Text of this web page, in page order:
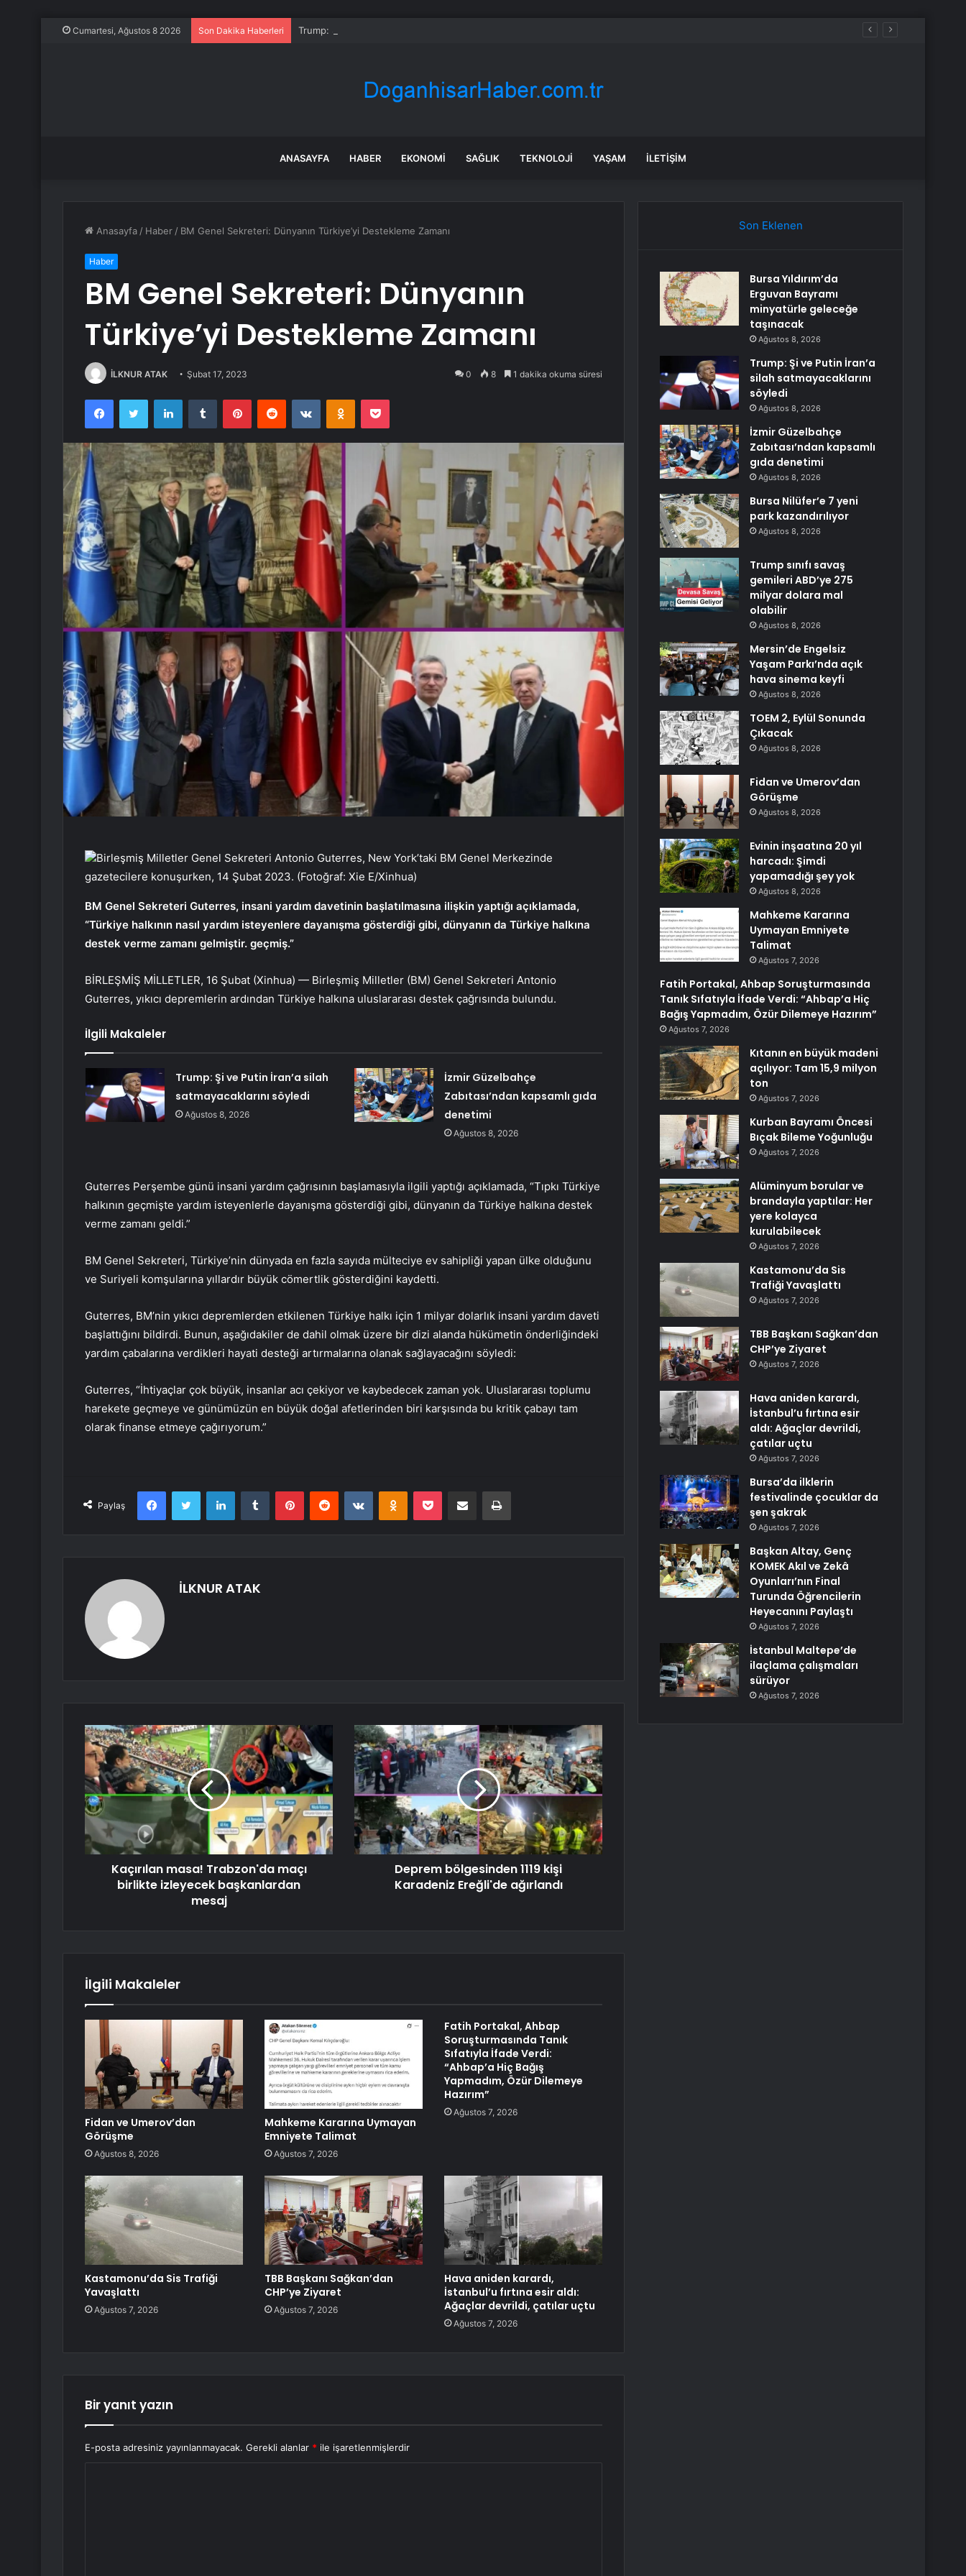
Cumartesi, Ağustos 8 2026 Son Dakika Haberleri Trump: Şi ve Putin İran’a silah satmayacaklarını söyledi
ANASAYFA HABER EKONOMI SAĞLIK TEKNOLOJI YAŞAM İLETIŞIM
Anasayfa / Haber / BM Genel Sekreteri: Dünyanın Türkiye’yi Destekleme Zamanı
Haber
BM Genel Sekreteri: Dünyanın
Türkiye’yi Destekleme Zamanı
İLKNUR ATAK Şubat 17, 2023 0 8 1 dakika okuma süresi
FacebookTwitter LinkedInTumblr PinterestReddit VKontakteOdnoklassniki
Pocket
Birleşmiş Milletler Genel Sekreteri Antonio Guterres, New York’taki BM Genel Merkezinde
gazetecilere konuşurken, 14 Şubat 2023. (Fotoğraf: Xie E/Xinhua)
BM Genel Sekreteri Guterres, insani yardım davetinin başlatılmasına ilişkin yaptığı açıklamada,
“Türkiye halkının nasıl yardım isteyenlere dayanışma gösterdiği gibi, dünyanın da Türkiye halkına
destek verme zamanı gelmiştir. geçmiş.”
BİRLEŞMİŞ MİLLETLER, 16 Şubat (Xinhua) — Birleşmiş Milletler (BM) Genel Sekreteri Antonio
Guterres, yıkıcı depremlerin ardından Türkiye halkına uluslararası destek çağrısında bulundu.
İlgili Makaleler
Trump: Şi ve Putin İran’a silah
satmayacaklarını söyledi
Ağustos 8, 2026
İzmir Güzelbahçe
Zabıtası’ndan kapsamlı gıda
denetimi
Ağustos 8, 2026
Guterres Perşembe günü insani yardım çağrısının başlamasıyla ilgili yaptığı açıklamada, “Tıpkı Türkiye
halkının geçmişte yardım isteyenlerle dayanışma gösterdiği gibi, dünyanın da Türkiye halkına destek
verme zamanı geldi.”
BM Genel Sekreteri, Türkiye’nin dünyada en fazla sayıda mülteciye ev sahipliği yapan ülke olduğunu
ve Suriyeli komşularına yıllardır büyük cömertlik gösterdiğini kaydetti.
Guterres, BM’nin yıkıcı depremlerden etkilenen Türkiye halkı için 1 milyar dolarlık insani yardım daveti
başlattığını bildirdi. Bunun, aşağıdakiler de dahil olmak üzere bir dizi alanda hükümetin önderliğindeki
yardım çabalarına verdikleri hayati desteği artırmalarına olanak sağlayacağını söyledi:
Guterres, “İhtiyaçlar çok büyük, insanlar acı çekiyor ve kaybedecek zaman yok. Uluslararası toplumu
harekete geçmeye ve günümüzün en büyük doğal afetlerinden biri karşısında bu kritik çabayı tam
olarak finanse etmeye çağırıyorum.”
Paylaş
FacebookTwitter LinkedInTumblr PinterestReddit VKontakteOdnoklassniki
Pocket E-Posta ile paylaş Yazdır
İLKNUR ATAK
Kaçırılan masa! Trabzon'da maçı
birlikte izleyecek başkanlardan
mesaj
Deprem bölgesinden 1119 kişi
Karadeniz Ereğli'de ağırlandı
İlgili Makaleler
Fidan ve Umerov’dan
Görüşme
Ağustos 8, 2026
Mahkeme Kararına Uymayan
Emniyete Talimat
Ağustos 7, 2026
Fatih Portakal, Ahbap
Soruşturmasında Tanık
Sıfatıyla İfade Verdi:
“Ahbap’a Hiç Bağış
Yapmadım, Özür Dilemeye
Hazırım”
Ağustos 7, 2026
Kastamonu’da Sis Trafiği
Yavaşlattı
Ağustos 7, 2026
TBB Başkanı Sağkan’dan
CHP’ye Ziyaret
Ağustos 7, 2026
Hava aniden karardı,
İstanbul’u fırtına esir aldı:
Ağaçlar devrildi, çatılar uçtu
Ağustos 7, 2026
Bir yanıt yazın
E-posta adresiniz yayınlanmayacak. Gerekli alanlar * ile işaretlenmişlerdir
Son Eklenen
Bursa Yıldırım’da
Erguvan Bayramı
minyatürle geleceğe
taşınacak
Ağustos 8, 2026
Trump: Şi ve Putin İran’a
silah satmayacaklarını
söyledi
Ağustos 8, 2026
İzmir Güzelbahçe
Zabıtası’ndan kapsamlı
gıda denetimi
Ağustos 8, 2026
Bursa Nilüfer’e 7 yeni
park kazandırılıyor
Ağustos 8, 2026
Trump sınıfı savaş
gemileri ABD’ye 275
milyar dolara mal
olabilir
Ağustos 8, 2026
Mersin’de Engelsiz
Yaşam Parkı’nda açık
hava sinema keyfi
Ağustos 8, 2026
TOEM 2, Eylül Sonunda
Çıkacak
Ağustos 8, 2026
Fidan ve Umerov’dan
Görüşme
Ağustos 8, 2026
Evinin inşaatına 20 yıl
harcadı: Şimdi
yapamadığı şey yok
Ağustos 8, 2026
Mahkeme Kararına
Uymayan Emniyete
Talimat
Ağustos 7, 2026
Fatih Portakal, Ahbap Soruşturmasında
Tanık Sıfatıyla İfade Verdi: “Ahbap’a Hiç
Bağış Yapmadım, Özür Dilemeye Hazırım”
Ağustos 7, 2026
Kıtanın en büyük madeni
açılıyor: Tam 15,9 milyon
ton
Ağustos 7, 2026
Kurban Bayramı Öncesi
Bıçak Bileme Yoğunluğu
Ağustos 7, 2026
Alüminyum borular ve
brandayla yaptılar: Her
yere kolayca
kurulabilecek
Ağustos 7, 2026
Kastamonu’da Sis
Trafiği Yavaşlattı
Ağustos 7, 2026
TBB Başkanı Sağkan’dan
CHP’ye Ziyaret
Ağustos 7, 2026
Hava aniden karardı,
İstanbul’u fırtına esir
aldı: Ağaçlar devrildi,
çatılar uçtu
Ağustos 7, 2026
Bursa’da ilklerin
festivalinde çocuklar da
şen şakrak
Ağustos 7, 2026
Başkan Altay, Genç
KOMEK Akıl ve Zekâ
Oyunları’nın Final
Turunda Öğrencilerin
Heyecanını Paylaştı
Ağustos 7, 2026
İstanbul Maltepe’de
ilaçlama çalışmaları
sürüyor
Ağustos 7, 2026